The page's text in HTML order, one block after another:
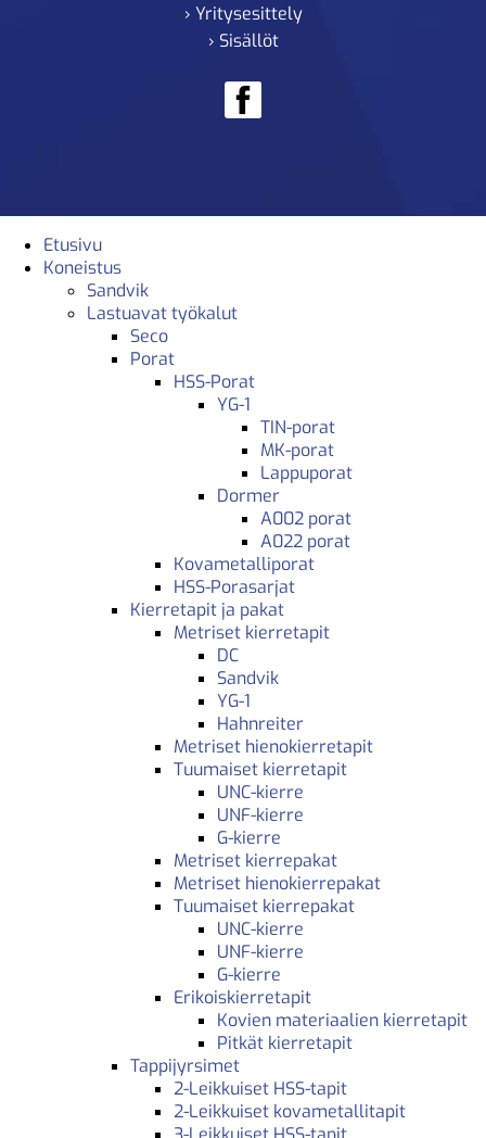
› Yritysesittely
› Sisällöt
Etusivu
Koneistus
Sandvik
Lastuavat työkalut
Seco
Porat
HSS-Porat
YG-1
TIN-porat
MK-porat
Lappuporat
Dormer
A002 porat
A022 porat
Kovametalliporat
HSS-Porasarjat
Kierretapit ja pakat
Metriset kierretapit
DC
Sandvik
YG-1
Hahnreiter
Metriset hienokierretapit
Tuumaiset kierretapit
UNC-kierre
UNF-kierre
G-kierre
Metriset kierrepakat
Metriset hienokierrepakat
Tuumaiset kierrepakat
UNC-kierre
UNF-kierre
G-kierre
Erikoiskierretapit
Kovien materiaalien kierretapit
Pitkät kierretapit
Tappijyrsimet
2-Leikkuiset HSS-tapit
2-Leikkuiset kovametallitapit